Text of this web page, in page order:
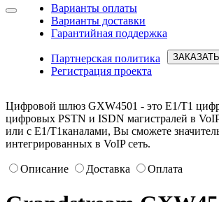
Варианты оплаты
Варианты доставки
Гарантийная поддержка
Партнерская политика
Регистрация проекта
ЗАКАЗАТЬ
Цифровой шлюз GXW4501 - это E1/T1
цифровых PSTN и ISDN магистралей в
или с E1/T1каналами, Вы сможете
интегрированных в VoIP сеть.
Описание Доставка Оплата